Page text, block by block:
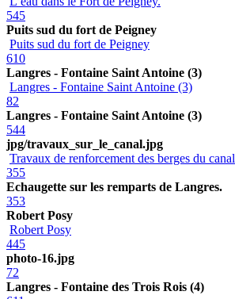
545
Puits sud du fort de Peigney
Puits sud du fort de Peigney
610
Langres - Fontaine Saint Antoine (3)
Langres - Fontaine Saint Antoine (3)
82
Langres - Fontaine Saint Antoine (3)
544
jpg/travaux_sur_le_canal.jpg
Travaux de renforcement des berges du canal
355
Echaugette sur les remparts de Langres.
353
Robert Posy
Robert Posy
445
photo-16.jpg
72
Langres - Fontaine des Trois Rois (4)